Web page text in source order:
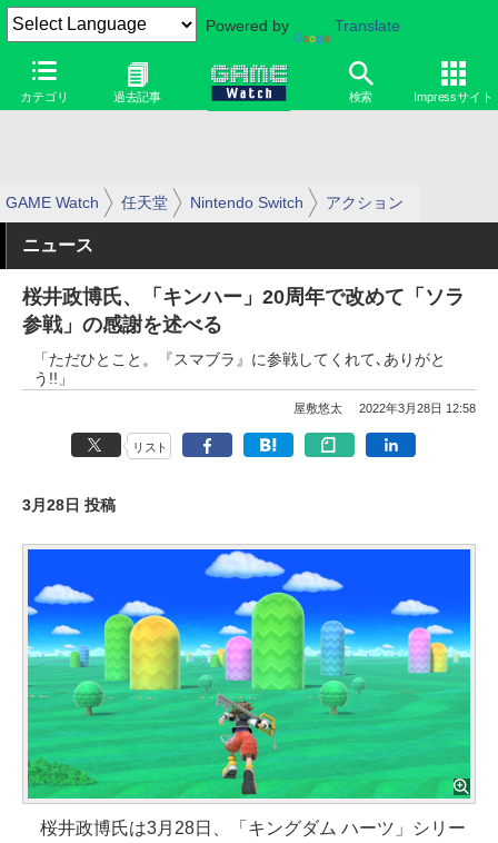
Powered by Translate
カテゴリ 過去記事 検索 Impressサイト
GAME Watch 任天堂 Nintendo Switch アクション
ニュース
桜井政博氏、「キンハー」20周年で改めて「ソラ
参戦」の感謝を述べる
「ただひとこと。『スマブラ』に参戦してくれて､ありがと
う!!」
屋敷悠太 2022年3月28日 12:58
リスト
3月28日 投稿
桜井政博氏は3月28日、「キングダム ハーツ」シリー